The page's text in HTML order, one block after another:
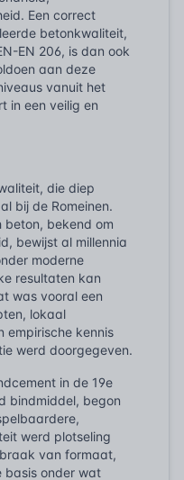
Een correct
betonkwaliteit,
EN 206, is dan ook
aan deze
vanuit het
in een veilig en
die diep
bij de Romeinen.
beton, bekend om
bewijst al millennia
moderne
resultaten kan
was vooral een
lokaal
empirische kennis
werd doorgegeven.
in de 19e
bindmiddel, begon
werd plotseling
van formaat,
basis onder wat